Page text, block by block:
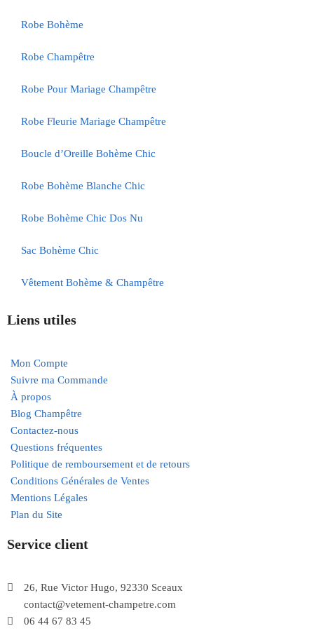
Robe Bohème
Robe Champêtre
Robe Pour Mariage Champêtre
Robe Fleurie Mariage Champêtre
Boucle d’Oreille Bohème Chic
Robe Bohème Blanche Chic
Robe Bohème Chic Dos Nu
Sac Bohème Chic
Vêtement Bohème & Champêtre
Liens utiles
Mon Compte
Suivre ma Commande
À propos
Blog Champêtre
Contactez-nous
Questions fréquentes
Politique de remboursement et de retours
Conditions Générales de Ventes
Mentions Légales
Plan du Site
Service client
26, Rue Victor Hugo, 92330 Sceaux
contact@vetement-champetre.com
06 44 67 83 45